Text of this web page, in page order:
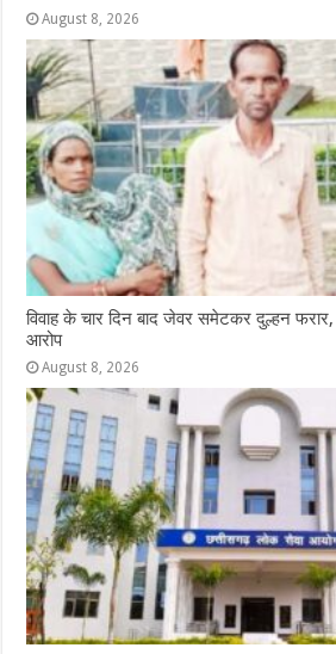
August 8, 2026
विवाह के चार दिन बाद जेवर समेटकर दुल्हन फरार,
आरोप
August 8, 2026